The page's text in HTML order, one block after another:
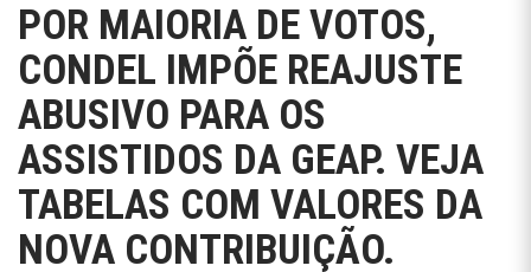
POR MAIORIA DE VOTOS,
CONDEL IMPÕE REAJUSTE
ABUSIVO PARA OS
ASSISTIDOS DA GEAP. VEJA
TABELAS COM VALORES DA
NOVA CONTRIBUIÇÃO.